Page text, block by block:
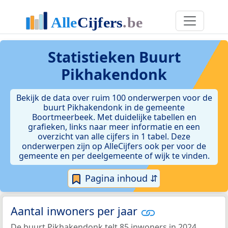
Statistieken Buurt
Pikhakendonk
Bekijk de data over ruim 100 onderwerpen voor de
buurt Pikhakendonk in de gemeente
Boortmeerbeek. Met duidelijke tabellen en
grafieken, links naar meer informatie en een
overzicht van alle cijfers in 1 tabel. Deze
onderwerpen zijn op AlleCijfers ook per voor de
gemeente en per deelgemeente of wijk te vinden.
Pagina inhoud ⇵
Aantal inwoners per jaar